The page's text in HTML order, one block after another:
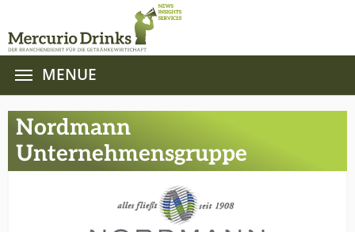
MENUE
Nordmann
Unternehmensgruppe